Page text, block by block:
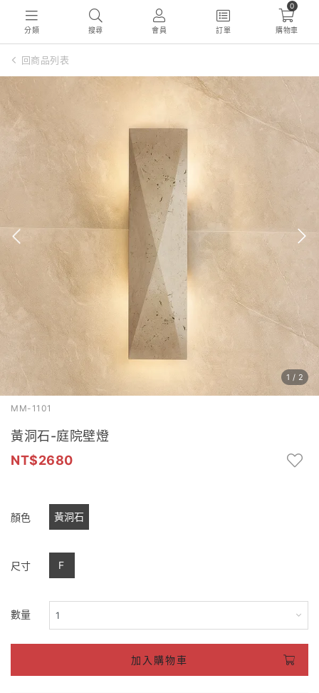
分類 搜尋 會員 訂單
0
購物車
回商品列表
1 / 2
MM-1101
黃洞石-庭院壁燈
2680
顏色 黃洞石
尺寸 F
數量
加入購物車